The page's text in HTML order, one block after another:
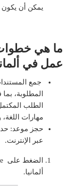
يمكن أن
ما هي
عمل في
جمع
المطلوبة،
الطلب
مهارات
حجز موعد:
عبر الإنترنت.
ألمانيا.